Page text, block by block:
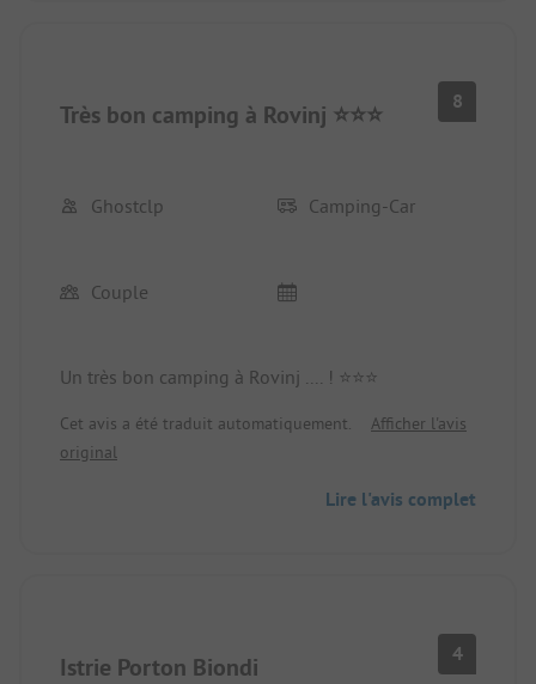
Très bon camping à Rovinj ⭐️⭐️⭐️ 8
Ghostclp Camping-Car
Couple
Un très bon camping à Rovinj .... ! ⭐️⭐️⭐️
Cet avis a été traduit automatiquement.
Afficher l'avis
original
Lire l'avis complet
Istrie Porton Biondi 4